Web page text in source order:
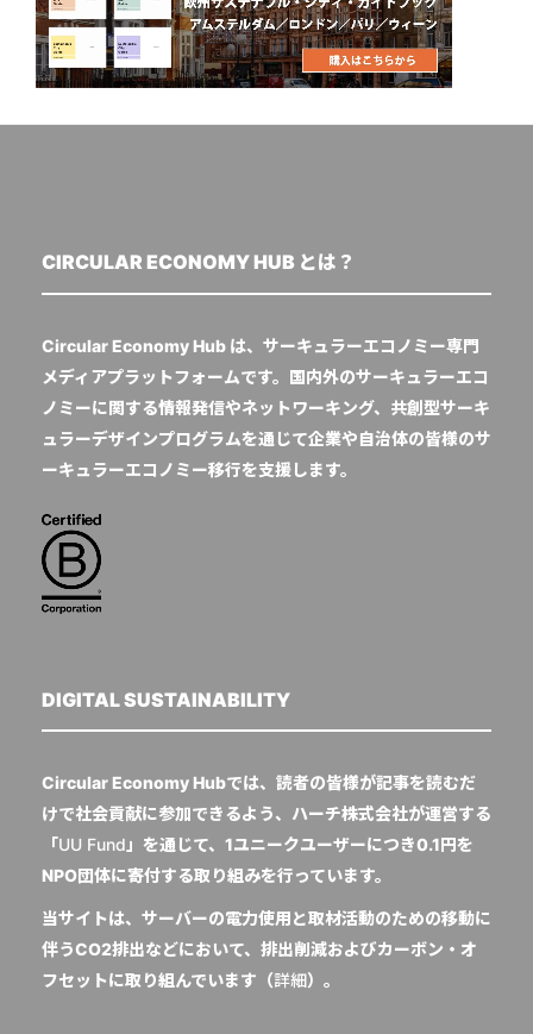
CIRCULAR ECONOMY HUB とは？
Circular Economy Hub は、サーキュラーエコノミー専門
メディアプラットフォームです。国内外のサーキュラーエコ
ノミーに関する情報発信やネットワーキング、共創型サーキ
ュラーデザインプログラムを通じて企業や自治体の皆様のサ
ーキュラーエコノミー移行を支援します。
DIGITAL SUSTAINABILITY
Circular Economy Hubでは、読者の皆様が記事を読むだ
けで社会貢献に参加できるよう、ハーチ株式会社が運営する
「UU Fund 」を通じて、1ユニークユーザーにつき0.1円を
NPO団体に寄付する取り組みを行っています。
当サイトは、サーバーの電力使用と取材活動のための移動に
伴うCO2排出などにおいて、排出削減およびカーボン・オ
フセットに取り組んでいます（詳細）。